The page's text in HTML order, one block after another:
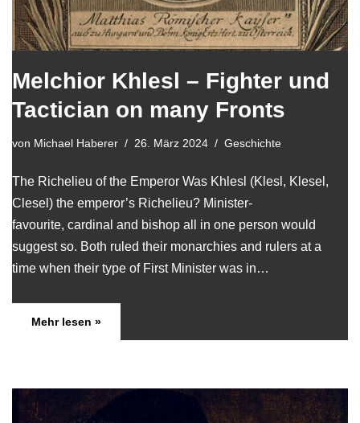
Melchior Khlesl – Fighter und
Tactician on many Fronts
von Michael Haberer 26. März 2024 Geschichte
The Richelieu of the Emperor Was Khlesl (Klesl, Klesel,
Clesel) the emperor’s Richelieu? Minister-
favourite, cardinal and bishop all in one person would
suggest so. Both ruled their monarchies and rulers at a
time when their type of First Minister was in…
Mehr lesen »